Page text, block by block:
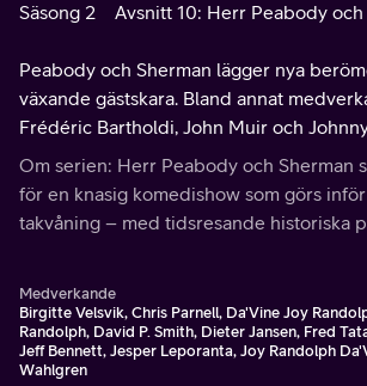
Säsong 2 Avsnitt 10: Herr Peabody och
Peabody och Sherman lägger nya
växande gästskara. Bland annat
Frédéric Bartholdi, John Muir och
Om serien: Herr Peabody och Sherman
för en knasig komedishow som görs
takvåning – med tidsresande historiska
Medverkande
Birgitte Velsvik, Chris Parnell, Da'Vine Joy
Randolph, David P. Smith, Dieter Jansen, Fred
Jeff Bennett, Jesper Leporanta, Joy Randolph
Wahlgren